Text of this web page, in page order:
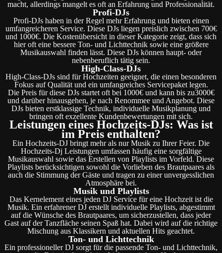
macht, allerdings mangelt es oft an Erfahrung und Professionalität.
Profi-DJs
Profi-DJs haben in der Regel mehr Erfahrung und bieten einen
umfangreicheren Service. Diese DJs liegen preislich zwischen 700€
und 1000€. Die Kostenübersicht in dieser Kategorie zeigt, dass sich
hier oft eine bessere Ton- und Lichttechnik sowie eine größere
Musikauswahl finden lässt. Diese DJs können haupt- oder
nebenberuflich tätig sein.
High-Class-DJs
High-Class-DJs sind für Hochzeiten geeignet, die einen besonderen
Fokus auf Qualität und ein umfangreiches Servicepaket legen.
Die Preis für diese DJs startet oft bei 1000€ und kann bis zu3000€
und darüber hinausgehen, je nach Renommee und Angebot. Diese
DJs bieten erstklassige Technik, individuelle Musikplanung und
bringen oft exzellente Kundenbewertungen mit sich.
Leistungen eines Hochzeits-DJs: Was ist
im Preis enthalten?
Ein Hochzeits-DJ bringt mehr als nur Musik zu Ihrer Feier. Die
Hochzeits-Dj Leistungen umfassen häufig eine sorgfältige
Musikauswahl sowie das Erstellen von Playlists im Vorfeld. Diese
Playlists berücksichtigen sowohl die Vorlieben des Brautpaares als
auch die Stimmung der Gäste und tragen zu einer unvergesslichen
Atmosphäre bei.
Musik und Playlists
Das Kernelement eines jeden DJ Service für eine Hochzeit ist die
Musik. Ein erfahrener DJ erstellt individuelle Playlists, abgestimmt
auf die Wünsche des Brautpaares, um sicherzustellen, dass jeder
Gast auf der Tanzfläche seinen Spaß hat. Dabei wird auf die richtige
Mischung aus Klassikern und aktuellen Hits geachtet.
Ton- und Lichttechnik
Ein professioneller DJ sorgt für die passende Ton- und Lichttechnik,